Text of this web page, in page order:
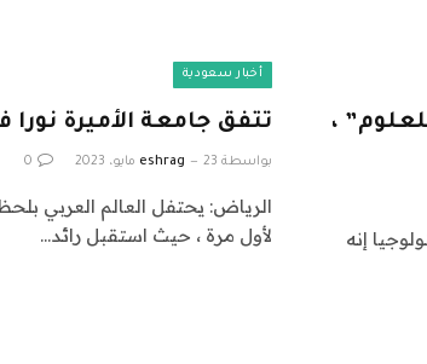
،
إنه
أخبار سعودية
تتفق جامعة الأميرة نورا
بواسطة eshrag 23 مايو، 2023 0
الرياض: يحتفل العالم العربي
لأول مرة ، حيث استقبل رائد…